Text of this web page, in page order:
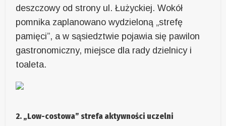
deszczowy od strony ul. Łużyckiej. Wokół
pomnika zaplanowano wydzieloną „strefę
pamięci”, a w sąsiedztwie pojawia się pawilon
gastronomiczny, miejsce dla rady dzielnicy i
toaleta.
2. „Low-costowa” strefa aktywności uczelni